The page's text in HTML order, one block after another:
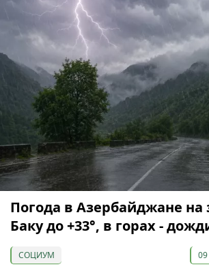
Погода в Азербайджане на
Баку до +33°, в горах -
СОЦИУМ